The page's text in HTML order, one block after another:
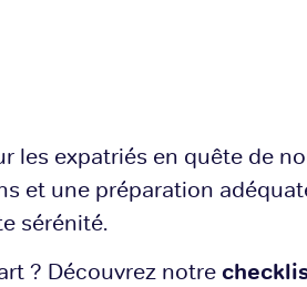
les expatriés en quête de
et une préparation
sérénité.
? Découvrez notre